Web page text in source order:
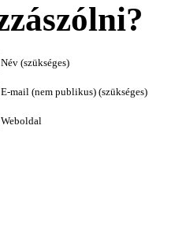
Név (szükséges)
E-mail (nem publikus) (szükséges)
Weboldal